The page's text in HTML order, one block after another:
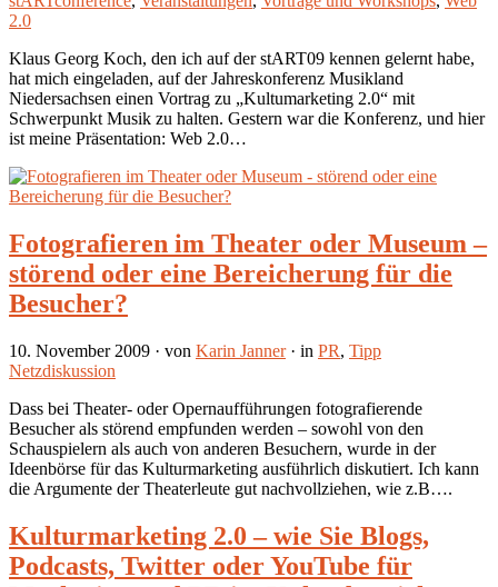
2.0
Klaus Georg Koch, den ich auf der stART09 kennen gelernt habe,
hat mich eingeladen, auf der Jahreskonferenz Musikland
Niedersachsen einen Vortrag zu „Kultumarketing 2.0“ mit
Schwerpunkt Musik zu halten. Gestern war die Konferenz, und hier
ist meine Präsentation: Web 2.0…
Fotografieren im Theater oder Museum –
störend oder eine Bereicherung für die
Besucher?
10. November 2009 · von Karin Janner· in PR, Tipp
Netzdiskussion
Dass bei Theater- oder Opernaufführungen fotografierende
Besucher als störend empfunden werden – sowohl von den
Schauspielern als auch von anderen Besuchern, wurde in der
Ideenbörse für das Kulturmarketing ausführlich diskutiert. Ich kann
die Argumente der Theaterleute gut nachvollziehen, wie z.B….
Kulturmarketing 2.0 – wie Sie Blogs,
Podcasts, Twitter oder YouTube für